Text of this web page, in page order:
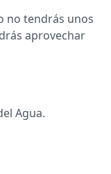
no tendrás unos
aprovechar
Agua.